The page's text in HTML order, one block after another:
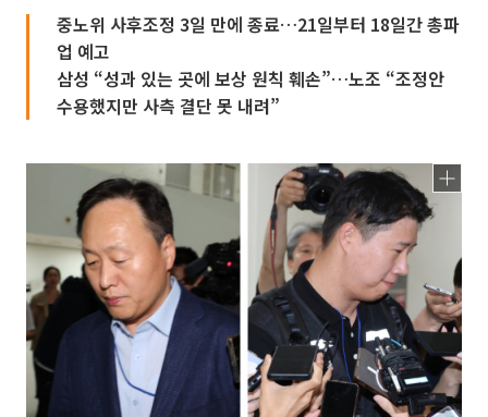
중노위 사후조정 3일 만에 종료…21일부터 18일간 총파
업 예고
삼성 “성과 있는 곳에 보상 원칙 훼손”…노조 “조정안
수용했지만 사측 결단 못 내려”